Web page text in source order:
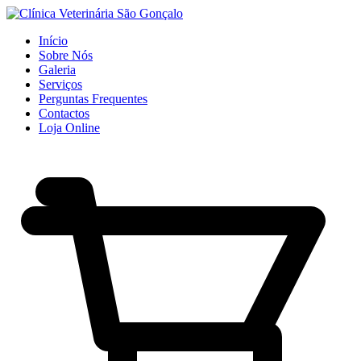
Início
Sobre Nós
Galeria
Serviços
Perguntas Frequentes
Contactos
Loja Online